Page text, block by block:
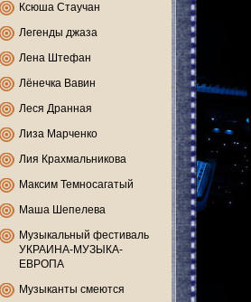
Ксюша Стаучан
Легенды джаза
Лена Штефан
Лёнечка Вавин
Леся Дранная
Лиза Марченко
Лия Крахмальникова
Максим Темносагатый
Маша Шепелева
Музыкальный фестиваль
УКРАИНА-МУЗЫКА-
ЕВРОПА
Музыканты смеются